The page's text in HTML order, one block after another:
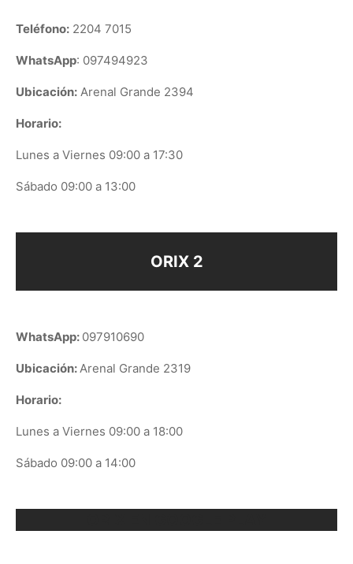
Teléfono: 2204 7015
WhatsApp: 097494923
Ubicación: Arenal Grande 2394
Horario:
Lunes a Viernes 09:00 a 17:30
Sábado 09:00 a 13:00
ORIX 2
WhatsApp: 097910690
Ubicación:Arenal Grande 2319
Horario:
Lunes a Viernes 09:00 a 18:00
Sábado 09:00 a 14:00